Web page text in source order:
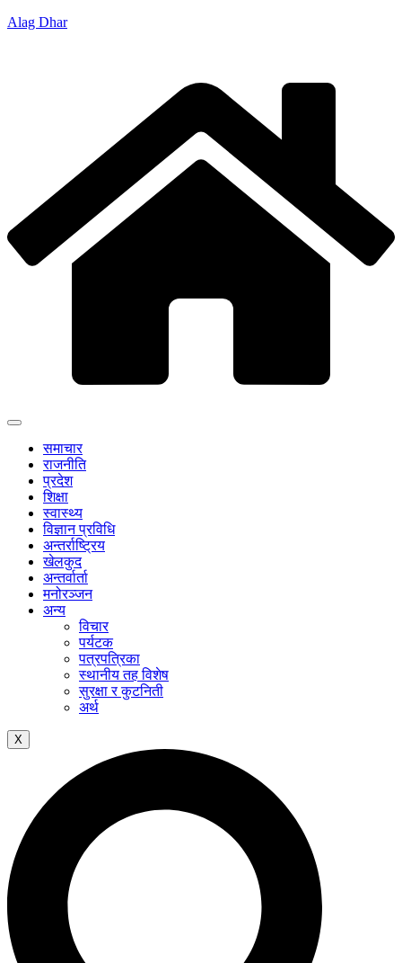
Alag Dhar
समाचार
राजनीति
प्रदेश
शिक्षा
स्वास्थ्य
विज्ञान प्रविधि
अन्तर्राष्ट्रिय
खेलकुद
अन्तर्वार्ता
मनोरञ्जन
अन्य
विचार
पर्यटक
पत्रपत्रिका
स्थानीय तह विशेष
सुरक्षा र कुटनिती
अर्थ
X